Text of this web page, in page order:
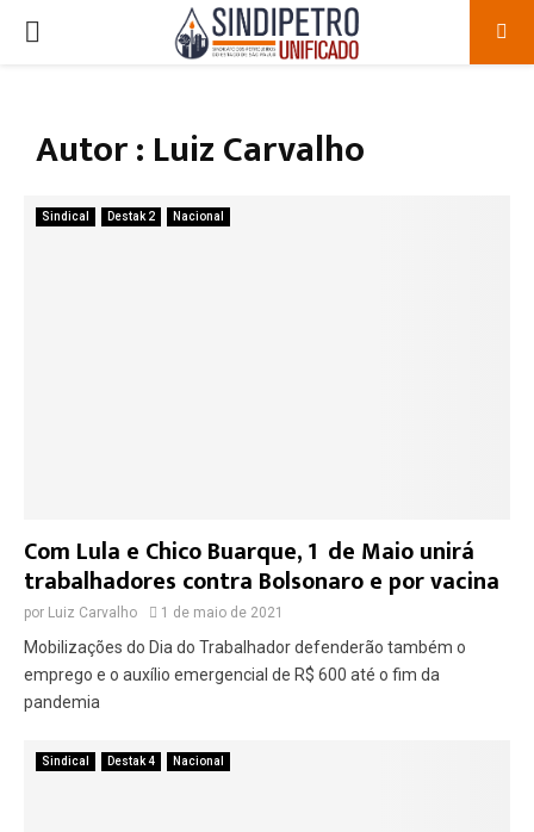
PRIMARY
Autor : Luiz Carvalho
Sindical Destak 2 Nacional
Com Lula e Chico Buarque, 1º de Maio unirá
trabalhadores contra Bolsonaro e por vacina
por Luiz Carvalho 1 de maio de 2021
Mobilizações do Dia do Trabalhador defenderão também o
emprego e o auxílio emergencial de R$ 600 até o fim da
pandemia
Sindical Destak 4 Nacional